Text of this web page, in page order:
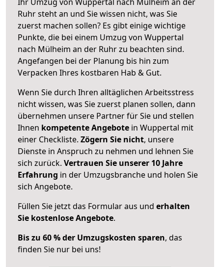
Ruhr steht an und Sie wissen nicht, was Sie
zuerst machen sollen? Es gibt einige wichtige
Punkte, die bei einem Umzug von Wuppertal
nach Mülheim an der Ruhr zu beachten sind.
Angefangen bei der Planung bis hin zum
Verpacken Ihres kostbaren Hab & Gut.
Wenn Sie durch Ihren alltäglichen Arbeitsstress
nicht wissen, was Sie zuerst planen sollen, dann
übernehmen unsere Partner für Sie und stellen
Ihnen kompetente Angebote in Wuppertal mit
einer Checkliste. Zögern Sie nicht, unsere
Dienste in Anspruch zu nehmen und lehnen Sie
sich zurück. Vertrauen Sie unserer 10 Jahre
Erfahrung in der Umzugsbranche und holen Sie
sich Angebote.
Füllen Sie jetzt das Formular aus und erhalten
Sie kostenlose Angebote.
Bis zu 60 % der Umzugskosten sparen, das
finden Sie nur bei uns!